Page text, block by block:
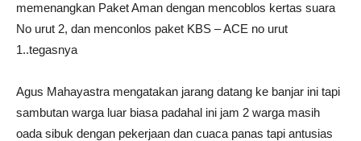
memenangkan Paket Aman dengan mencoblos kertas suara
No urut 2, dan menconlos paket KBS – ACE no urut
1..tegasnya
Agus Mahayastra mengatakan jarang datang ke banjar ini tapi
sambutan warga luar biasa padahal ini jam 2 warga masih
oada sibuk dengan pekerjaan dan cuaca panas tapi antusias